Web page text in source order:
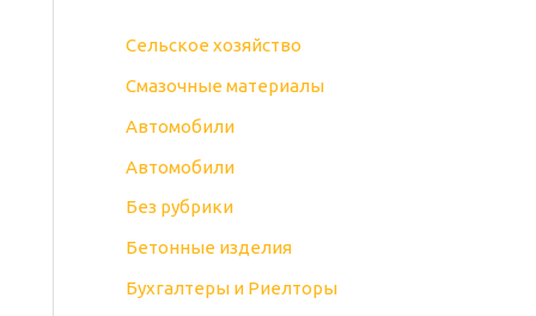
Cельское хозяйство
Cмазочные материалы
Автомобили
Автомобили
Без рубрики
Бетонные изделия
Бухгалтеры и Риелторы